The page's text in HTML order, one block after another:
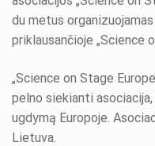
du metus
priklausančioje „Science
„Science on Stage
pelno siekianti
ugdymą Europoje.
Lietuva.